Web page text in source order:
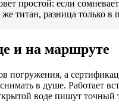
если
титан, разница только в
и на маршруте
погружения, а
в душе. Работает
воде пишут точный